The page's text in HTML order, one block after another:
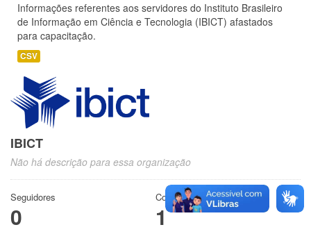
Informações referentes aos servidores do Instituto Brasileiro
de Informação em Ciência e Tecnologia (IBICT) afastados
para capacitação.
CSV
IBICT
Não há descrição para essa organização
Seguidores
0
Conjuntos de dados
1